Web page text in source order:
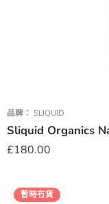
品牌： SLIQUID
Sliquid Organics
£180.00
暫時冇貨